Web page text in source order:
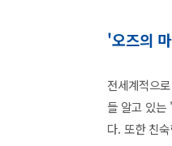
'오즈의
전세계적으
들 알고 있는
다. 또한 친